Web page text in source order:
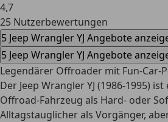
4,7
25 Nutzerbewertungen
5 Jeep Wrangler YJ Angebote
5 Jeep Wrangler YJ Angebote
Legendärer Offroader mit Fun-Car-
Der Jeep Wrangler YJ (1986-1995)
Offroad-Fahrzeug als Hard- oder
Alltagstauglicher als Vorgänger,